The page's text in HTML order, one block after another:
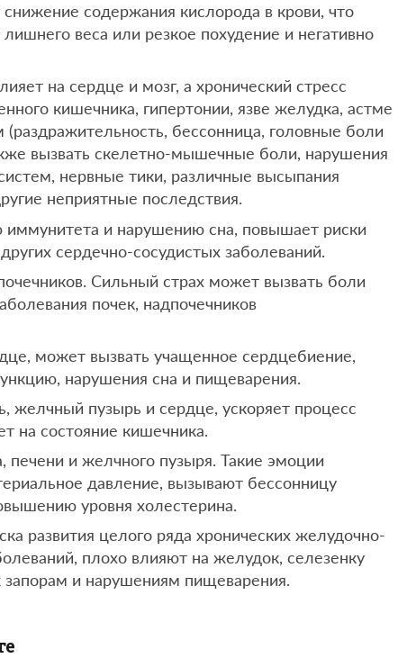
содержания кислорода в крови, что
веса или резкое похудение и негативно
на сердце и мозг, а хронический стресс
кишечника, гипертонии, язве желудка, астме
бессонница, головные боли
вызвать скелетно-мышечные боли, нарушения
нервные тики, различные высыпания
неприятные последствия.
и нарушению сна, повышает риски
сердечно-сосудистых заболеваний.
Сильный страх может вызвать боли
почек, надпочечников
может вызвать учащенное сердцебиение,
нарушения сна и пищеварения.
желчный пузырь и сердце, ускоряет процесс
на состояние кишечника.
печени и желчного пузыря. Такие эмоции
давление, вызывают бессонницу
уровня холестерина.
развития целого ряда хронических желудочно-
плохо влияют на желудок, селезенку
и нарушениям пищеварения.